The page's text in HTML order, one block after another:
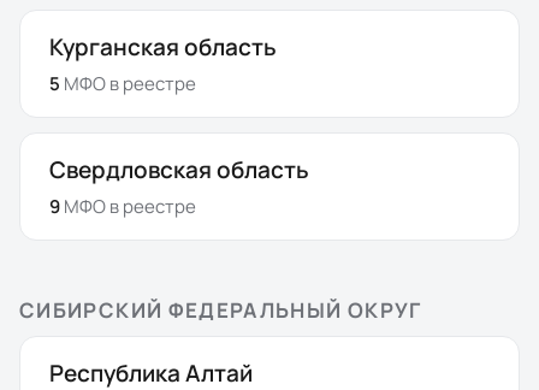
Курганская область
5 МФОв реестре
Свердловская область
9МФОв реестре
СИБИРСКИЙ ФЕДЕРАЛЬНЫЙ ОКРУГ
Республика Алтай